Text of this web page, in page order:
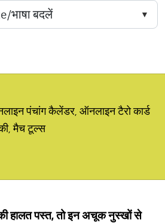
पंचांग कैलेंडर, ऑनलाइन टैरो कार्ड
मैच टूल्स
हालत पस्त, तो इन अचूक नुस्खों से